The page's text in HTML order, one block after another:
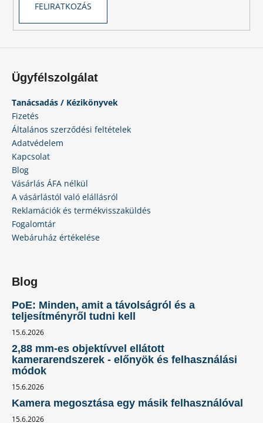
FELIRATKOZÁS
Ügyfélszolgálat
Tanácsadás / Kézikönyvek
Fizetés
Általános szerződési feltételek
Adatvédelem
Kapcsolat
Blog
Vásárlás ÁFA nélkül
A vásárlástól való elállásról
Reklamációk és termékvisszaküldés
Fogalomtár
Webáruház értékelése
Blog
PoE: Minden, amit a távolságról és a
teljesítményről tudni kell
15.6.2026
2,88 mm-es objektívvel ellátott
kamerarendszerek - előnyök és felhasználási
módok
15.6.2026
Kamera megosztása egy másik felhasználóval
15.6.2026